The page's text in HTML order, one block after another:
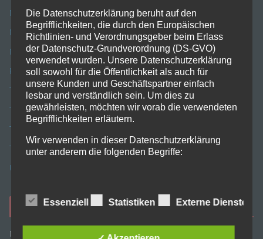
Moschuss
Nerdsheaven
NFC-Tag-Shop
Posterlia
Tchgdns
TechExplorer
Technikfaultier
TradingShenzhen
USP-Handyforum
Danke sagen *€*
Mit *€* sind Links gekennzeichnet, die einen sogenannten
Die Datenschutzerklärung beruht auf den
Begrifflichkeiten, die durch den Europäischen
Richtlinien- und Verordnungsgeber beim Erlass
der Datenschutz-Grundverordnung (DS-GVO)
verwendet wurden. Unsere Datenschutzerklärung
soll sowohl für die Öffentlichkeit als auch für
unsere Kunden und Geschäftspartner einfach
lesbar und verständlich sein. Um dies zu
gewährleisten, möchten wir vorab die verwendeten
Begrifflichkeiten erläutern.
Wir verwenden in dieser Datenschutzerklärung
unter anderem die folgenden Begriffe:
die sich auf eine identifizierte oder identifizierbare
Essenziell Statistiken Externe Dienste